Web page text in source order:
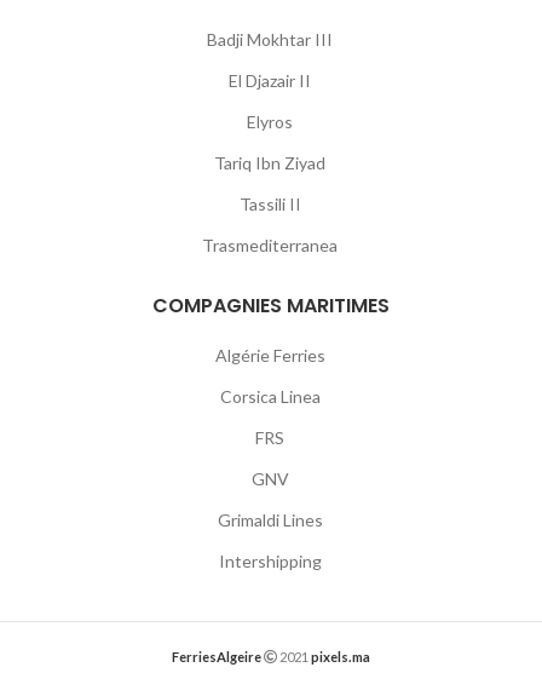
Badji Mokhtar III
El Djazair II
Elyros
Tariq Ibn Ziyad
Tassili II
Trasmediterranea
COMPAGNIES MARITIMES
Algérie Ferries
Corsica Linea
FRS
GNV
Grimaldi Lines
Intershipping
FerriesAlgeire 2021 pixels.ma